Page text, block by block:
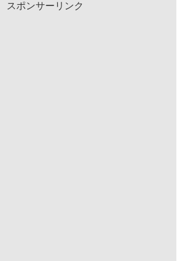
スポンサーリンク